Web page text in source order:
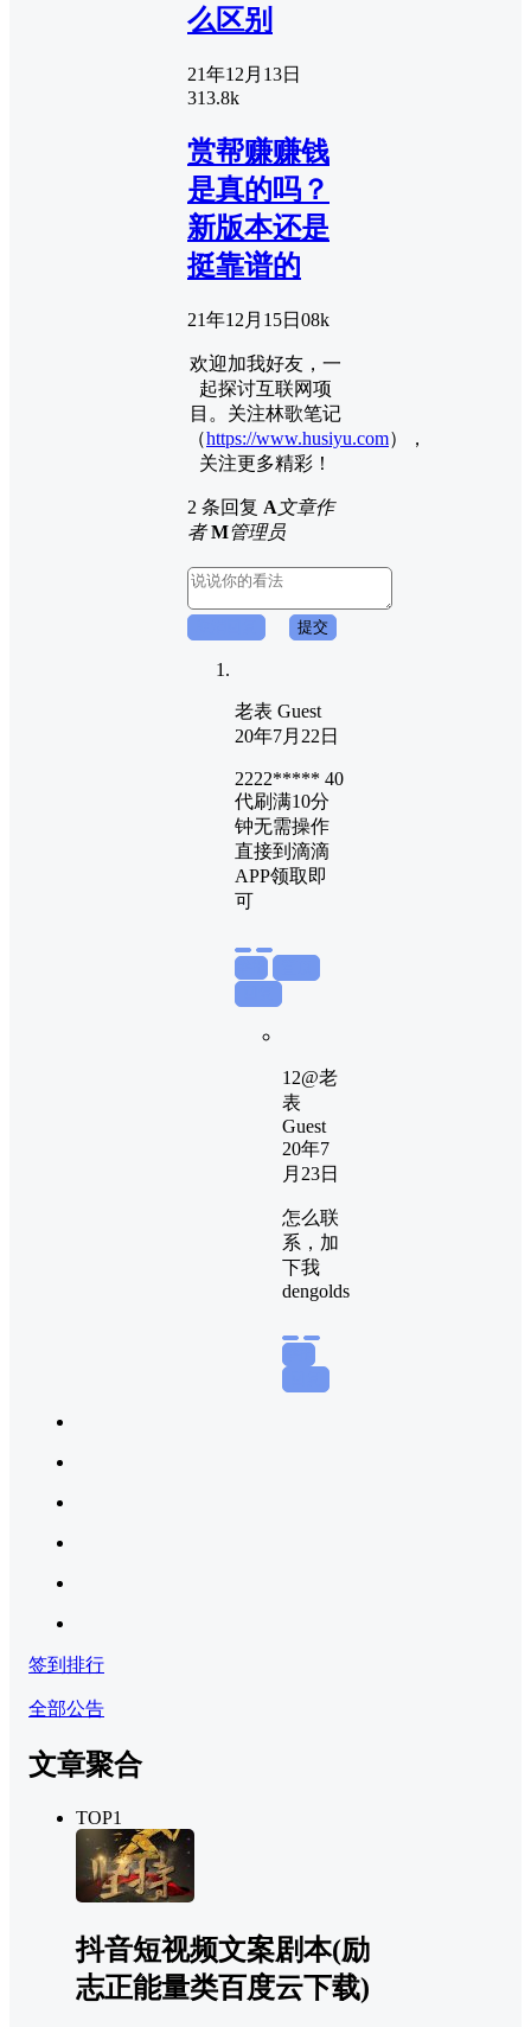
么区别
21年12月13日
313.8k
赏帮赚赚钱
是真的吗？
新版本还是
挺靠谱的
21年12月15日 08k
欢迎加我好友，一
起探讨互联网项
目。关注林歌笔记
（https://www.husiyu.com），
关注更多精彩！
2 条回复 A文章作
者 M管理员
提交
老表 Guest
20年7月22日
2222***** 40
代刷满10分
钟无需操作
直接到滴滴
APP领取即
可
12@老
表
Guest
20年7
月23日
怎么联
系，加
下我
dengolds
签到排行
全部公告
文章聚合
TOP1
抖音短视频文案剧本(励
志正能量类百度云下载)